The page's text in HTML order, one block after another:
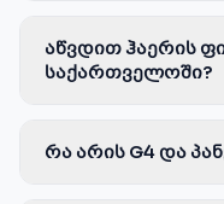
აწვდით ჰაერის
საქართველოში?
რა არის G4 და